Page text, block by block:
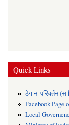
Quick Links
ठेगाना परिवर्तन
Facebook
Local